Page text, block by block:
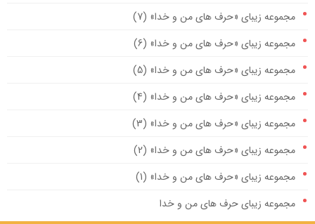
مجموعه زیبای «حرف های من و خدا» (7)
مجموعه زیبای «حرف های من و خدا» (6)
مجموعه زیبای «حرف های من و خدا» (5)
مجموعه زیبای «حرف های من و خدا» (4)
مجموعه زیبای «حرف های من و خدا» (3)
مجموعه زیبای «حرف های من و خدا» (2)
مجموعه زیبای «حرف های من و خدا» (1)
مجموعه زیبای حرف های من و خدا